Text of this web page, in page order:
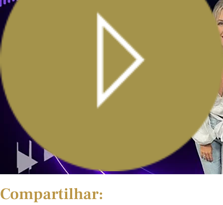
Compartilhar: